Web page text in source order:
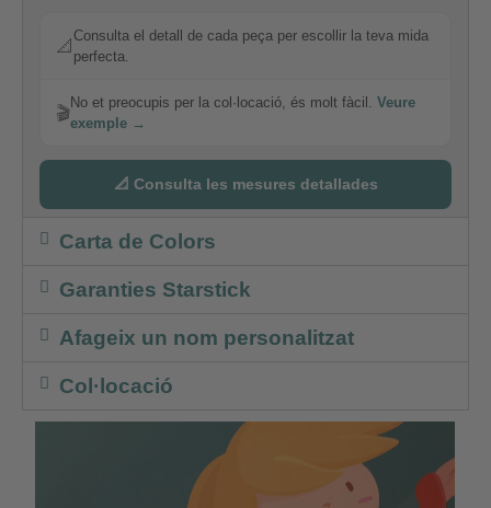
📐
Consulta el detall de cada peça per escollir la teva mida
perfecta.
🎬
No et preocupis per la col·locació, és molt fàcil. Veure
exemple →
📐 Consulta les mesures detallades
Carta de Colors
Garanties Starstick
Afageix un nom personalitzat
Col·locació